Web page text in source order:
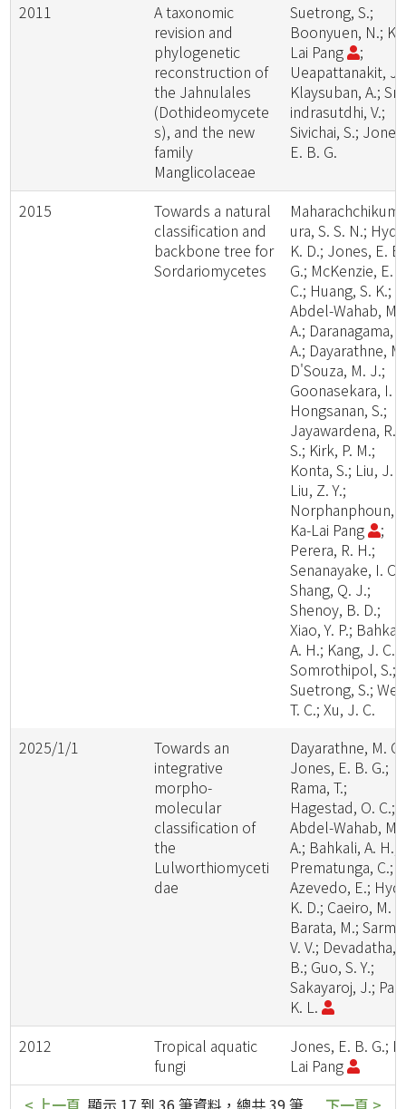
2011
A taxonomic
revision and
phylogenetic
reconstruction of
the Jahnulales
(Dothideomycete
s), and the new
family
Manglicolaceae
Suetrong, S.;
Boonyuen, N.;
Lai Pang
;
Ueapattanakit, J.;
Klaysuban, A.; Sri-
indrasutdhi, V.;
Sivichai, S.;
E. B. G.
2015
Towards a natural
classification and
backbone tree for
Sordariomycetes
ura, S. S. N.;
K. D.; Jones, E. B.
G.; McKenzie, E.
C.; Huang, S. K.;
Abdel-Wahab, M.
A.; Daranagama,
A.; Dayarathne,
D'Souza, M. J.;
Goonasekara, I.
Hongsanan, S.;
Jayawardena, R.
S.; Kirk, P. M.;
Konta, S.; Liu, J.
Liu, Z. Y.;
Norphanphoun,
Ka-Lai Pang
;
Perera, R. H.;
Senanayake, I. C.;
Shang, Q. J.;
Shenoy, B. D.;
Xiao, Y. P.;
A. H.; Kang, J. C.;
Somrothipol, S.;
Suetrong, S.;
T. C.; Xu, J. C.
2025/1/1
Towards an
integrative
morpho-
molecular
classification of
the
Lulworthiomyceti
dae
Dayarathne, M.
Jones, E. B. G.;
Rama, T.;
Hagestad, O. C.;
Abdel-Wahab, M.
A.; Bahkali, A. H.;
Prematunga, C.;
Azevedo, E.;
K. D.; Caeiro, M.
Barata, M.;
V. V.; Devadatha,
B.; Guo, S. Y.;
Sakayaroj, J.;
K. L.
2012
Tropical aquatic
fungi
Jones, E. B. G.;
Lai Pang
顯示 17 到 36 筆資料，總共 39 筆
< 上一頁 下一頁 >